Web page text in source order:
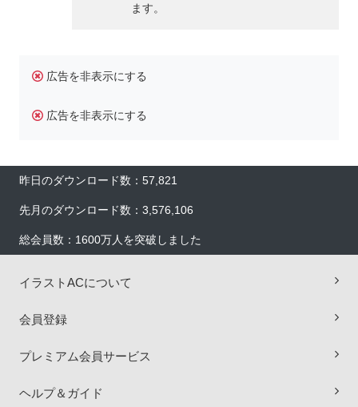
ます。
広告を非表示にする
広告を非表示にする
昨日のダウンロード数：57,821
先月のダウンロード数：3,576,106
総会員数：1600万人を突破しました
イラストACについて
会員登録
プレミアム会員サービス
ヘルプ＆ガイド